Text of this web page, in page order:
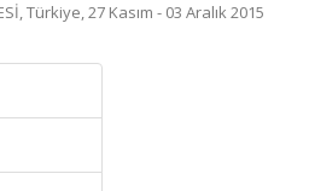
Türkiye, 27 Kasım - 03 Aralık 2015